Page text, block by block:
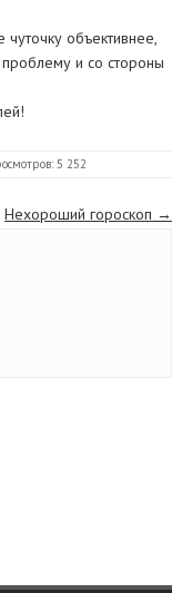
чуточку объективнее,
и со стороны
5 252
Нехороший гороскоп →